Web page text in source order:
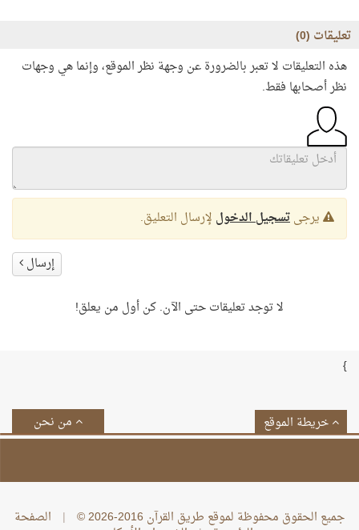
تعليقات (0
)
هذه التعليقات لا تعبر بالضرورة عن وجهة نظر الموقع، وإنما هي وجهات
نظر أصحابها فقط.
يرجىتسجيل الدخول لإرسال التعليق.
إرسال
لا توجد تعليقات حتى الآن. كن أول من يعلق!
}
من نحن خريطة الموقع
جميع الحقوق محفوظة لموقع طريق القرآن 2016-2026 © | الصفحة